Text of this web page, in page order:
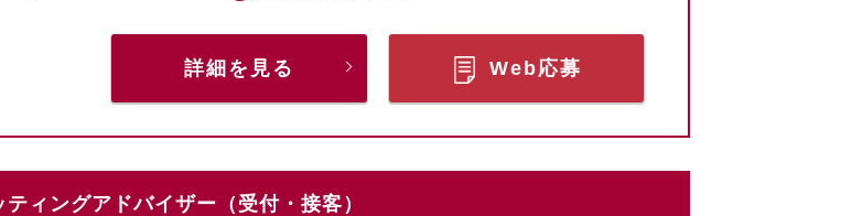
詳細を見る Web応募
ィングアドバイザー（受付・接客）